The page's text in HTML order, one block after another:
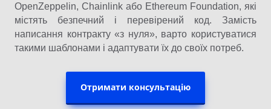
OpenZeppelin, Chainlink або Ethereum Foundation, які
містять безпечний і перевірений код. Замість
написання контракту «з нуля», варто користуватися
такими шаблонами і адаптувати їх до своїх потреб.
Отримати консультацію